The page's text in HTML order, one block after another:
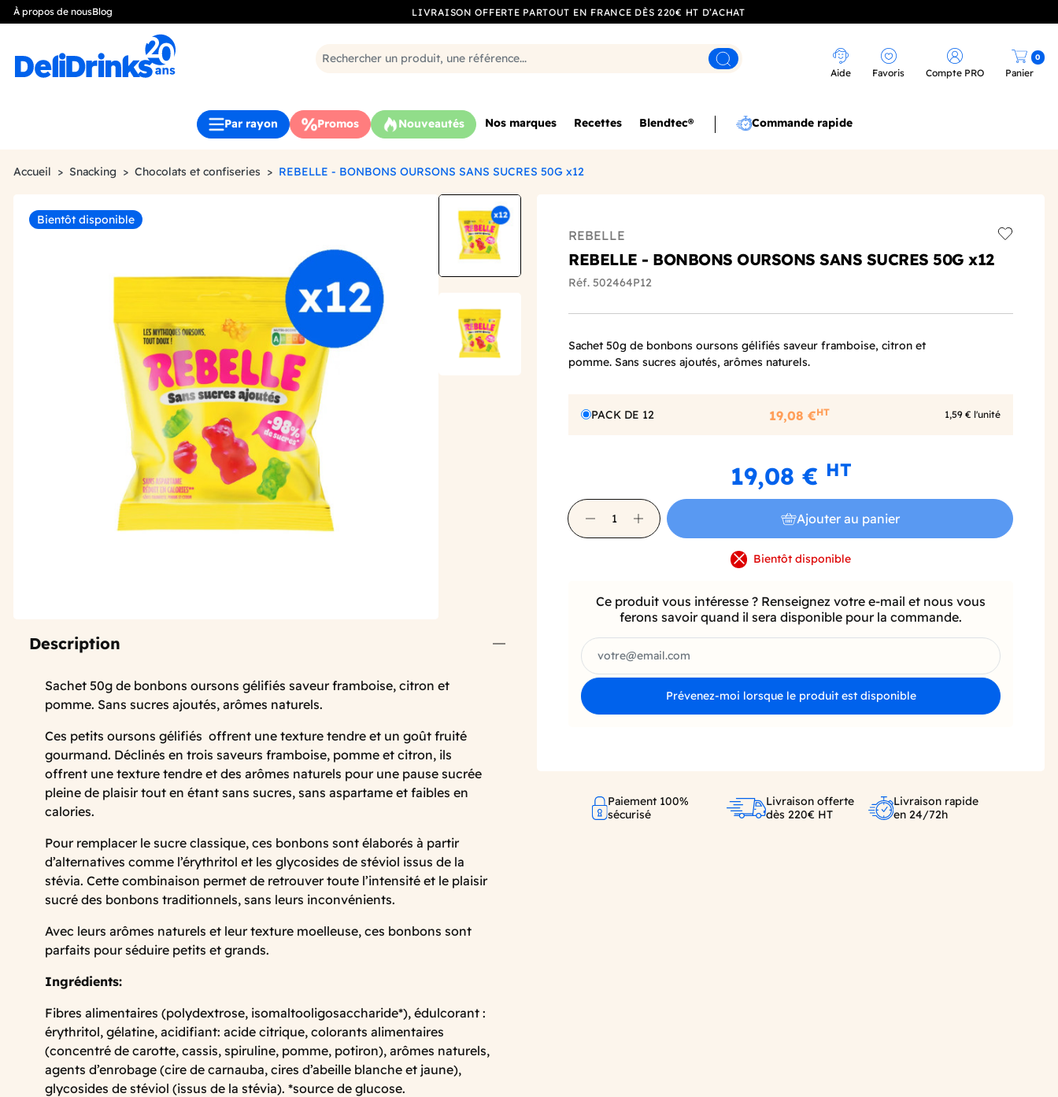
À propos de nousBlog LIVRAISON OFFERTE PARTOUT EN FRANCE DÈS 220€ HT D’ACHAT
Rechercher
Aide Favoris Compte PRO Panier
0
Par rayon Promos Nouveautés Nos marques Recettes Blendtec® Commande rapide
Accueil Snacking Chocolats et confiseries REBELLE - BONBONS OURSONS SANS SUCRES 50G x12
Bientôt disponible
Description
Sachet 50g de bonbons oursons gélifiés saveur framboise, citron et
pomme. Sans sucres ajoutés, arômes naturels.
Ces petits oursons gélifiés offrent une texture tendre et un goût fruité
gourmand. Déclinés en trois saveurs framboise, pomme et citron, ils
offrent une texture tendre et des arômes naturels pour une pause sucrée
pleine de plaisirtout en étant sans sucres, sans aspartame et faibles en
calories.
Pour remplacer le sucre classique, ces bonbons sont élaborés à partir
d’alternatives comme l’érythritol et les glycosides de stéviol issus de la
stévia. Cette combinaison permet de retrouvertoute l’intensité et le plaisir
sucré des bonbons traditionnels, sans leurs inconvénients.
Avec leurs arômes naturels et leurtexture moelleuse, ces bonbons sont
parfaits pourséduire petits et grands.
Ingrédients:
Fibres alimentaires (polydextrose, isomaltooligosaccharide*), édulcorant :
érythritol, gélatine, acidifiant: acide citrique, colorants alimentaires
(concentré de carotte, cassis, spiruline, pomme, potiron), arômes naturels,
agents d’enrobage (cire de carnauba, cires d’abeille blanche et jaune),
glycosides de stéviol (issus de la stévia). *source de glucose.
REBELLE
REBELLE - BONBONS OURSONS SANS SUCRES 50G x12
Réf. 502464P12
Sachet 50g de bonbons oursons gélifiés saveur framboise, citron et
pomme. Sans sucres ajoutés, arômes naturels.
PACK DE 12 19,08 €HT 1,59 € l'unité
19,08 € HT
Ajouter au panier
Bientôt disponible
Ce produit vous intéresse ? Renseignez votre e-mail et nous vous
ferons savoir quand il sera disponible pour la commande.
Prévenez-moi lorsque le produit est disponible
Paiement 100%
sécurisé
Livraison offerte
dès 220€ HT
Livraison rapide
en 24/72h